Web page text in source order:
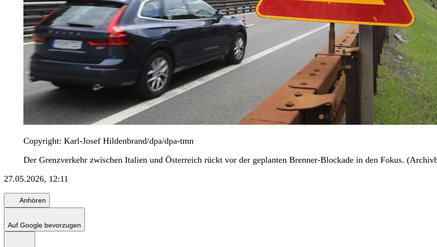
Copyright: Karl-Josef Hildenbrand/dpa/dpa-tmn
Der Grenzverkehr zwischen Italien und Österreich rückt vor der geplanten Brenner-Blockade in den Fokus.
27.05.2026, 12:11
Anhören
Auf Google bevorzugen